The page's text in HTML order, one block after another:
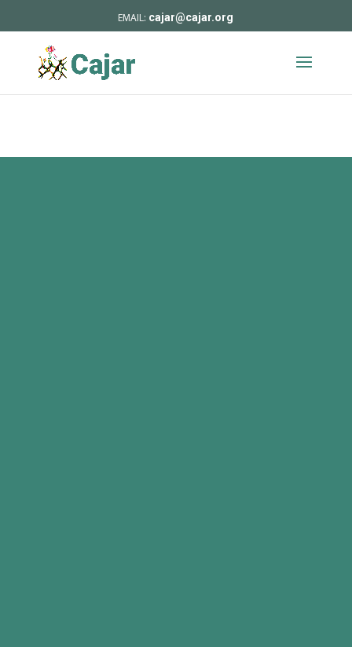
cajar@cajar.org